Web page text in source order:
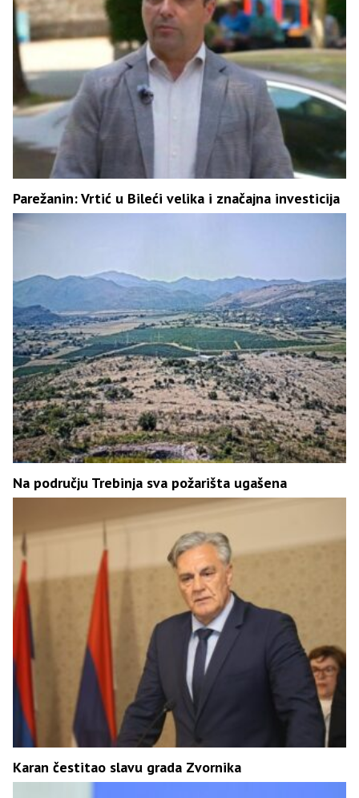
Parežanin: Vrtić u Bileći velika i značajna investicija
Na području Trebinja sva požarišta ugašena
Karan čestitao slavu grada Zvornika